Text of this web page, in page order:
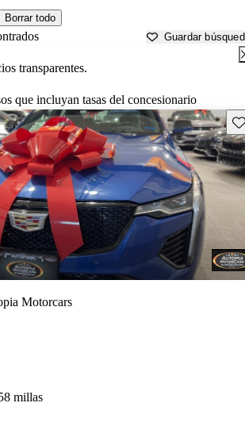
Borrar todo
Guardar
transparentes.
que incluyan tasas del concesionario
Motorcars
millas